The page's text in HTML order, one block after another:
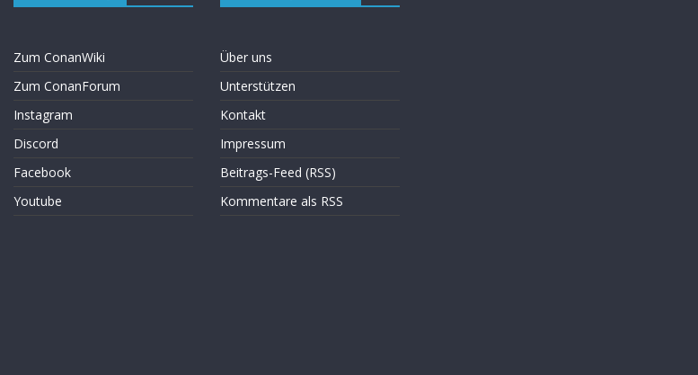
Zum ConanWiki
Zum ConanForum
Instagram
Discord
Facebook
Youtube
Über uns
Unterstützen
Kontakt
Impressum
Beitrags-Feed (RSS)
Kommentare als RSS